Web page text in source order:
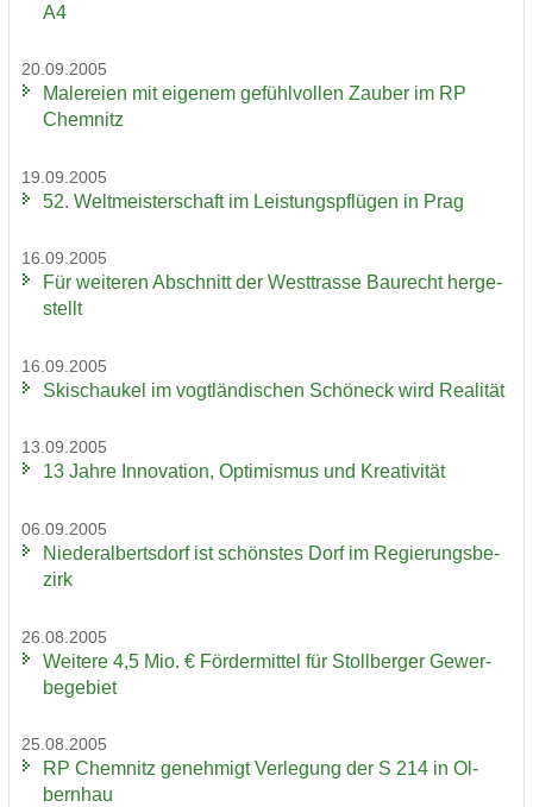
A4
20.09.2005
Ma­le­rei­en mit ei­ge­nem ge­fühl­vol­len Zau­ber im RP
Chem­nitz
19.09.2005
52. Welt­meis­ter­schaft im Leis­tungs­pflü­gen in Prag
16.09.2005
Für wei­te­ren Ab­schnitt der West­tras­se Bau­recht her­ge­
stellt
16.09.2005
Ski­schau­kel im vogt­län­di­schen Schöneck wird Rea­li­tät
13.09.2005
13 Jahre In­no­va­ti­on, Op­ti­mis­mus und Krea­ti­vi­tät
06.09.2005
Nie­der­al­berts­dorf ist schöns­tes Dorf im Re­gie­rungs­be­
zirk
26.08.2005
Wei­te­re 4,5 Mio. € För­der­mit­tel für Stoll­ber­ger Ge­wer­
be­ge­biet
25.08.2005
RP Chem­nitz ge­neh­migt Ver­le­gung der S 214 in Ol­
bern­hau